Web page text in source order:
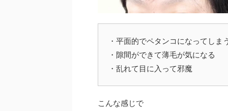
・平面的でペタンコになってしま
・隙間ができて薄毛が気になる
・乱れて目に入って邪魔
こんな感じで